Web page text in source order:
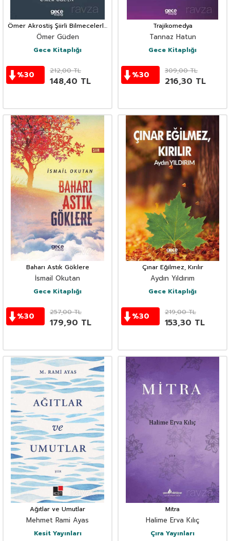
Ömer Akrostiş Şiirli Bilmecelerle
Türkiye'yi Geziyor (Ortaöğretim
Ve Yükseköğretimliler İçin)
Ömer Güden
Gece Kitaplığı
%30 212,00TL
148,40 TL
Trajikomedya
Tannaz Hatun
Gece Kitaplığı
%30 309,00TL
216,30 TL
Baharı Astık Göklere
İsmail Okutan
Gece Kitaplığı
%30 257,00TL
179,90 TL
Çınar Eğilmez, Kırılır
Aydın Yıldırım
Gece Kitaplığı
%30 219,00TL
153,30 TL
Ağıtlar ve Umutlar
Mehmet Rami Ayas
Kesit Yayınları
Mitra
Halime Erva Kılıç
Çıra Yayınları